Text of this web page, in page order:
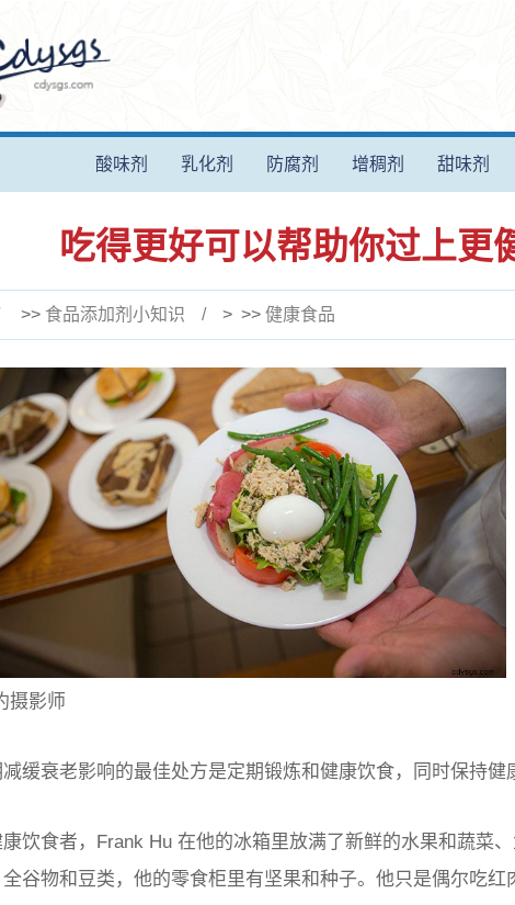
酸味剂 乳化剂 防腐剂 增稠剂 甜味剂
吃得更好可以帮助你过上更
>> 食品添加剂小知识 > >> 健康食品
摄影师
缓衰老影响的最佳处方是定期锻炼和健康饮食，同时保持健
饮食者，Frank Hu 在他的冰箱里放满了新鲜的水果和蔬菜
谷物和豆类，他的零食柜里有坚果和种子。他只是偶尔吃红